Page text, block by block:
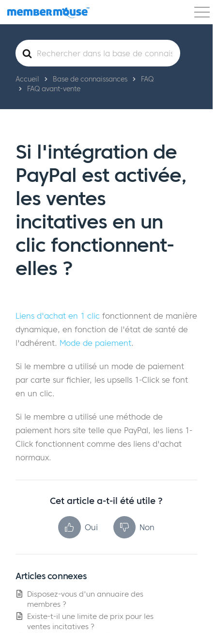
Caractéristiques Clients Tarification
Commencer
Rechercher
Accueil Base de connaissances
FAQ
FAQ avant-vente
Si l'intégration de
PayPal est activée,
les ventes
incitatives en un
clic fonctionnent-
elles ?
Liens d'achat en 1 clic fonctionnent de manière
dynamique, en fonction de l'état de santé de
l'adhérent. Mode de paiement.
Si le membre a utilisé un mode de paiement
par carte sur fichier, les upsells 1-Click se font
en un clic.
Si le membre a utilisé une méthode de
paiement hors site telle que PayPal, les liens 1-
Click fonctionnent comme des liens d'achat
normaux.
Cet article a-t-il été utile ?
Oui Non
Articles connexes
Disposez-vous d'un annuaire des
membres ?
Existe-t-il une limite de prix pour les
ventes incitatives ?